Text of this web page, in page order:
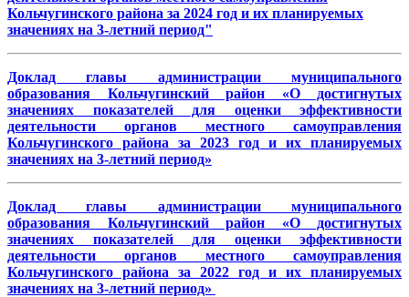
Кольчугинского района за 2024 год и их планируемых
значениях на 3-летний период"
Доклад главы администрации муниципального
образования Кольчугинский район «О достигнутых
значениях показателей для оценки эффективности
деятельности органов местного самоуправления
Кольчугинского района за 2023 год и их планируемых
значениях на 3-летний период»
Доклад главы администрации муниципального
образования Кольчугинский район «О достигнутых
значениях показателей для оценки эффективности
деятельности органов местного самоуправления
Кольчугинского района за 2022 год и их планируемых
значениях на 3-летний период»